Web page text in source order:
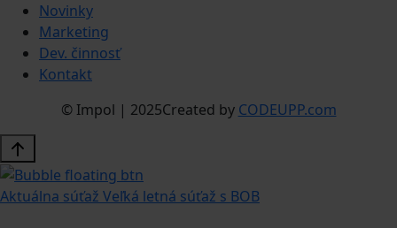
Novinky
Marketing
Dev. činnosť
Kontakt
© Impol | 2025Created by CODEUPP.com
Aktuálna súťaž Veľká letná súťaž s BOB